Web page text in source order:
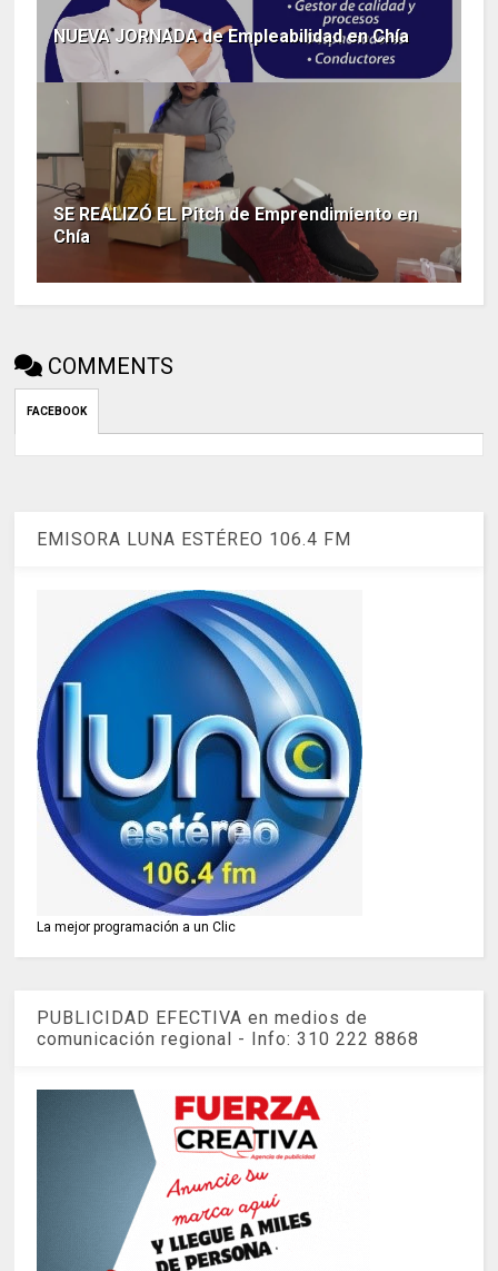
NUEVA JORNADA de Empleabilidad en Chía
SE REALIZÓ EL Pitch de Emprendimiento en
Chía
COMMENTS
FACEBOOK
EMISORA LUNA ESTÉREO 106.4 FM
La mejor programación a un Clic
PUBLICIDAD EFECTIVA en medios de
comunicación regional - Info: 310 222 8868